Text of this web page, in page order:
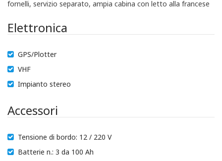
fornelli, servizio separato, ampia cabina con letto alla francese
Elettronica
GPS/Plotter
VHF
Impianto stereo
Accessori
Tensione di bordo: 12 / 220 V
Batterie n.: 3 da 100 Ah